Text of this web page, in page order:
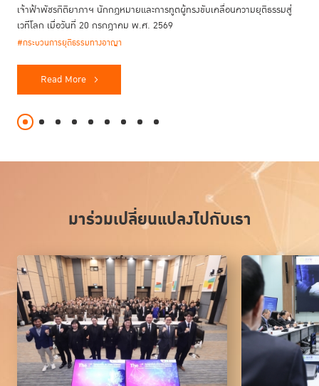
Read More
เจ้าฟ้าพัชรกิติยาภาฯ นักกฎหมายและการทูตผู้ทรงขับเคลื่อนความยุติธรรมสู่
เวทีโลก เมื่อวันที่ 20 กรกฎาคม พ.ศ. 2569
#กระบวนการยุติธรรมทางอาญา
มาร่วมเปลี่ยนแปลงไปกับเรา